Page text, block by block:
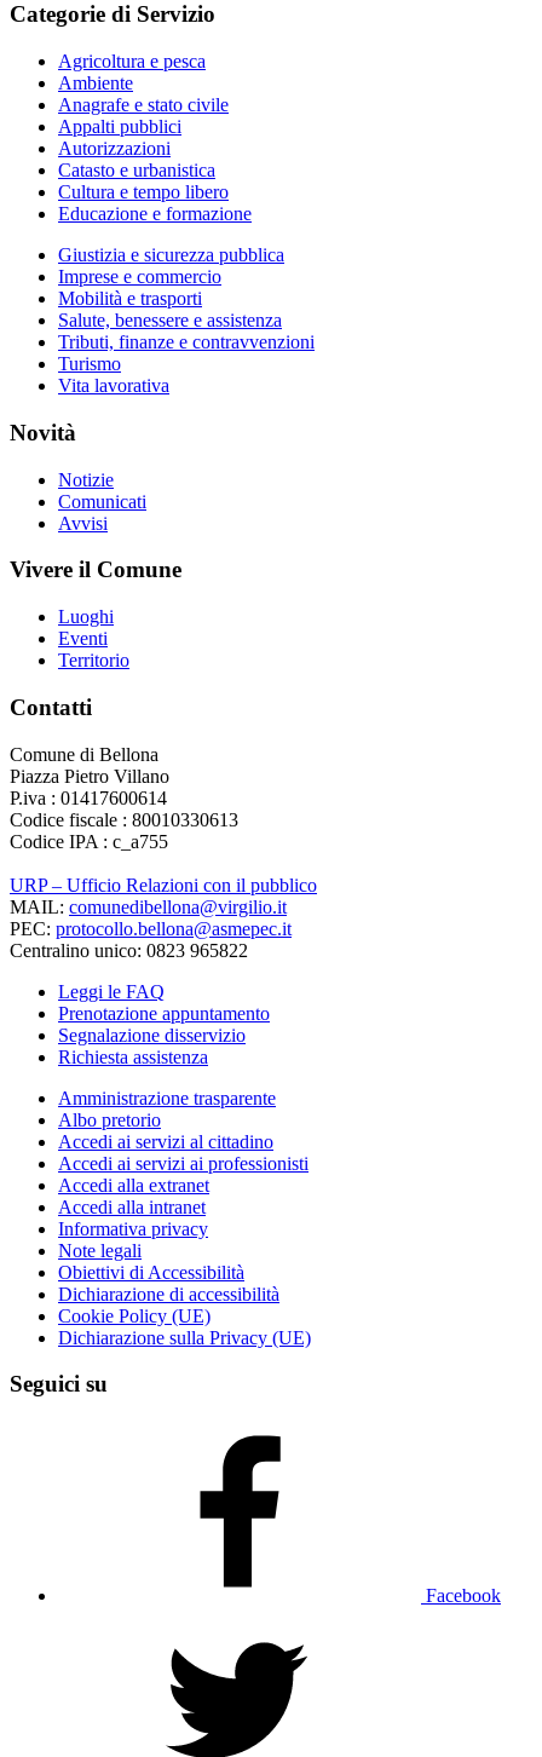
Categorie di Servizio
Agricoltura e pesca
Ambiente
Anagrafe e stato civile
Appalti pubblici
Autorizzazioni
Catasto e urbanistica
Cultura e tempo libero
Educazione e formazione
Giustizia e sicurezza pubblica
Imprese e commercio
Mobilità e trasporti
Salute, benessere e assistenza
Tributi, finanze e contravvenzioni
Turismo
Vita lavorativa
Novità
Notizie
Comunicati
Avvisi
Vivere il Comune
Luoghi
Eventi
Territorio
Contatti
Comune di Bellona
Piazza Pietro Villano
P.iva : 01417600614
Codice fiscale : 80010330613
Codice IPA : c_a755
URP – Ufficio Relazioni con il pubblico
MAIL: comunedibellona@virgilio.it
PEC: protocollo.bellona@asmepec.it
Centralino unico: 0823 965822
Leggi le FAQ
Prenotazione appuntamento
Segnalazione disservizio
Richiesta assistenza
Amministrazione trasparente
Albo pretorio
Accedi ai servizi al cittadino
Accedi ai servizi ai professionisti
Accedi alla extranet
Accedi alla intranet
Informativa privacy
Note legali
Obiettivi di Accessibilità
Dichiarazione di accessibilità
Cookie Policy (UE)
Dichiarazione sulla Privacy (UE)
Seguici su
Facebook